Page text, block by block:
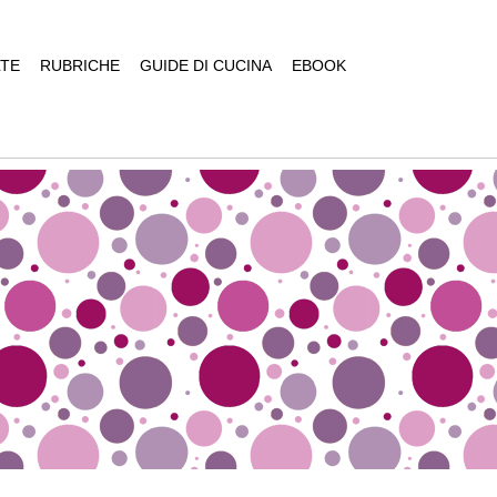
RUBRICHE GUIDE DI CUCINA EBOOK